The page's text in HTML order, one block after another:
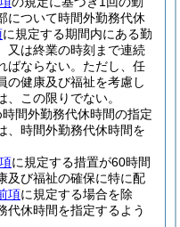
について時間外勤務代休
に規定する期間内にある勤
又は終業の時刻まで連続
ならない。 ただし、任
の健康及び福祉を考慮し
この限りでない。
間外勤務代休時間の指定
、時間外勤務代休時間を
に規定する措置が60時間
及び福祉の確保に特に配
項に規定する場合を除
代休時間を指定するよう